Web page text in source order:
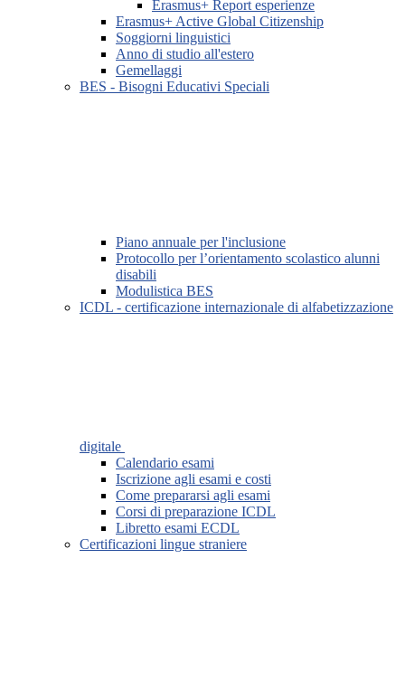
Erasmus+ Report esperienze
Erasmus+ Active Global Citizenship
Soggiorni linguistici
Anno di studio all'estero
Gemellaggi
BES - Bisogni Educativi Speciali
Piano annuale per l'inclusione
Protocollo per l’orientamento scolastico alunni
disabili
Modulistica BES
ICDL - certificazione internazionale di alfabetizzazione
digitale
Calendario esami
Iscrizione agli esami e costi
Come prepararsi agli esami
Corsi di preparazione ICDL
Libretto esami ECDL
Certificazioni lingue straniere